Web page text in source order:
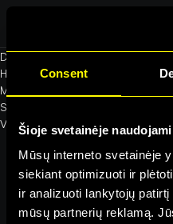
Consent
Šioje svetainėje
Mūsų interneto svetainėje
siekiant optimizuoti ir
ir analizuoti lankytojų
mūsų partnerių reklamą.
D
H
M
S
Visi video neribotai – tik
199€